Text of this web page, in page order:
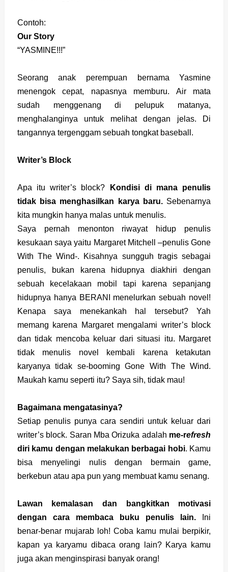
Contoh:
Our Story
“YASMINE!!!”
Seorang anak perempuan bernama Yasmine
menengok cepat, napasnya memburu. Air mata
sudah menggenang di pelupuk matanya,
menghalanginya untuk melihat dengan jelas. Di
tangannya tergenggam sebuah tongkat baseball.
Writer’s Block
Apa itu writer’s block?
Kondisi di mana penulis
tidak bisa menghasilkan karya baru.Sebenarnya
kita mungkin hanya malas untuk menulis.
Saya pernah menonton riwayat hidup penulis
kesukaan saya yaitu Margaret Mitchell
–penulis Gone
With The Wind-. Kisahnya sungguh tragis sebagai
penulis, bukan karena hidupnya diakhiri dengan
sebuah kecelakaan mobil tapi karena sepanjang
hidupnya hanya BERANI menelurkan sebuah novel!
Kenapa saya menekankah hal tersebut? Yah
memang karena Margaret mengalami writer’s block
dan tidak mencoba keluar dari situasi itu. Margaret
tidak menulis novel kembali karena ketakutan
karyanya tidak se-booming Gone With The Wind.
Maukah kamu seperti itu? Saya sih, tidak mau!
Bagaimana mengatasinya?
Setiap penulis punya cara sendiri untuk keluar dari
writer’s block. Saran Mba Orizuka adalah me-refresh
diri kamu dengan melakukan berbagai hobi. Kamu
bisa menyelingi nulis dengan bermain game,
berkebun atau apa pun yang membuat kamu senang.
Lawan kemalasan dan bangkitkan motivasi
dengan cara membaca buku penulis lain.
Ini
benar-benar mujarab loh! Coba kamu mulai berpikir,
kapan ya karyamu dibaca orang lain? Karya kamu
juga akan menginspirasi banyak orang!